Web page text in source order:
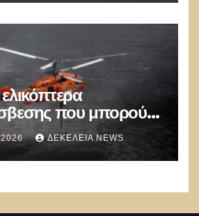
που μπορούν
τόνους νερού με 8
ΔΕΚΈΛΕΙΑ NEWS